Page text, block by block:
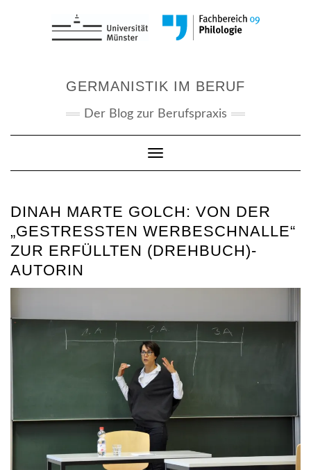
GERMANISTIK IM BERUF
Der Blog zur Berufspraxis
Toggle Navigation
DINAH MARTE GOLCH: VON DER
„GESTRESSTEN WERBESCHNALLE“
ZUR ERFÜLLTEN (DREHBUCH)-
AUTORIN